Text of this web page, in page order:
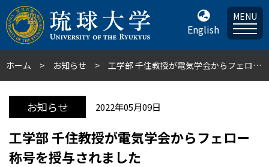
English
MENU
ホーム お知らせ 工学部 千住教授が電気学会からフェロー称号を授与されました
お知らせ 2022年05月09日
工学部 千住教授が電気学会からフェロー
称号を授与されました